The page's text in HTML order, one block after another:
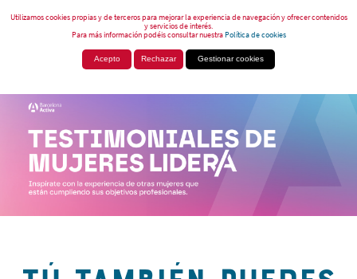
Utilizamos cookies propias y de terceros para mejorar la experiencia de navegación y ofrecer contenidos
y servicios de interés.
Para más información podéis consultar nuestraPolítica de cookies
Acepto Rechazar Gestionar cookies